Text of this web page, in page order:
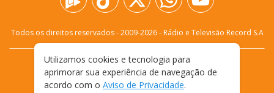
Todos os direitos reservados - 2009-2026- Rádio e Televisão Record S.A
FALE CONOSCO
PRIVACIDADE
TERMOS E CONDIÇÕES DE USO
Utilizamos cookies e tecnologia para
aprimorar sua experiência de navegação de
acordo com o Aviso de Privacidade.